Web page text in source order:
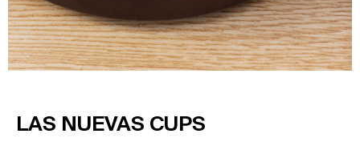
LAS NUEVAS CUPS